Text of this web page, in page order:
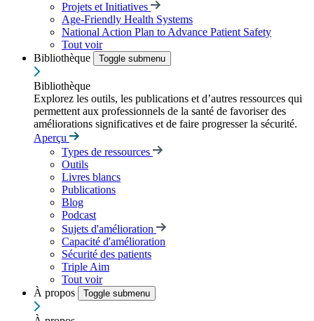
Projets et Initiatives
Age-Friendly Health Systems
National Action Plan to Advance Patient Safety
Tout voir
Bibliothèque
Toggle submenu
Bibliothèque
Explorez les outils, les publications et d’autres ressources qui
permettent aux professionnels de la santé de favoriser des
améliorations significatives et de faire progresser la sécurité.
Aperçu
Types de ressources
Outils
Livres blancs
Publications
Blog
Podcast
Sujets d'amélioration
Capacité d'amélioration
Sécurité des patients
Triple Aim
Tout voir
À propos
Toggle submenu